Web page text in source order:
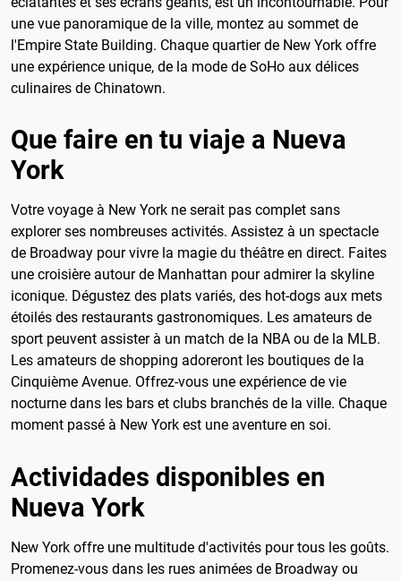
une vue panoramique de la ville, montez au sommet de
l'Empire State Building. Chaque quartier de New York offre
une expérience unique, de la mode de SoHo aux délices
culinaires de Chinatown.
Que faire en tu viaje a Nueva
York
Votre voyage à New York ne serait pas complet sans
explorer ses nombreuses activités. Assistez à un spectacle
de Broadway pour vivre la magie du théâtre en direct. Faites
une croisière autour de Manhattan pour admirer la skyline
iconique. Dégustez des plats variés, des hot-dogs aux mets
étoilés des restaurants gastronomiques. Les amateurs de
sport peuvent assister à un match de la NBA ou de la MLB.
Les amateurs de shopping adoreront les boutiques de la
Cinquième Avenue. Offrez-vous une expérience de vie
nocturne dans les bars et clubs branchés de la ville. Chaque
moment passé à New York est une aventure en soi.
Actividades disponibles en
Nueva York
New York offre une multitude d'activités pour tous les goûts.
Promenez-vous dans les rues animées de Broadway ou